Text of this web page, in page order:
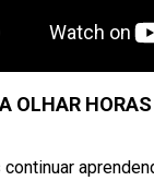
OLHAR
continuar